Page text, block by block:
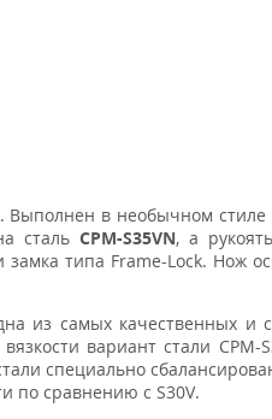
в необычном стиле
сталь CPM-S35VN, а
типа Frame-Lock. Нож
из самых качественных и
вариант стали CPM-
специально
по сравнению с S30V.